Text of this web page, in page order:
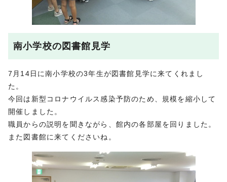
南小学校の図書館見学
7月14日に南小学校の3年生が図書館見学に来てくれまし
た。
今回は新型コロナウイルス感染予防のため、規模を縮小して
開催しました。
職員からの説明を聞きながら、館内の各部屋を回りました。
また図書館に来てくださいね。